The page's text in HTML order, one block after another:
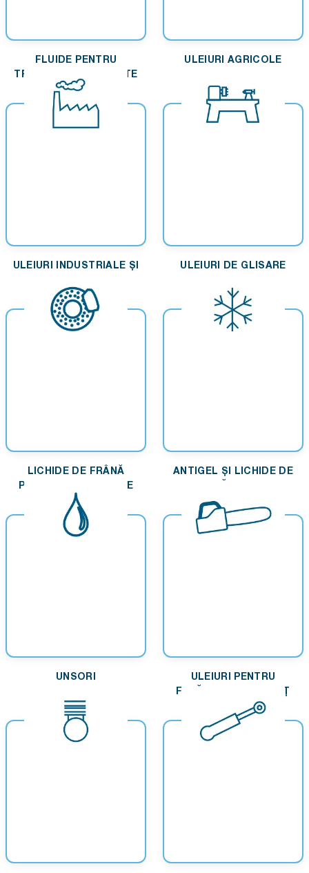
FLUIDE PENTRU
TRANSMISII AUTOMATE
ULEIURI AGRICOLE
ULEIURI INDUSTRIALE ȘI
ULEIURI DE GLISARE
LICHIDE DE FRÂNĂ
PENTRU AUTOMOBILE
ANTIGEL ȘI LICHIDE DE
UNSORI
ULEIURI PENTRU
FERĂSTRAIE CU LANȚ